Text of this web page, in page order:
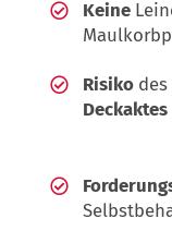
Keine
Risiko
Deckaktes